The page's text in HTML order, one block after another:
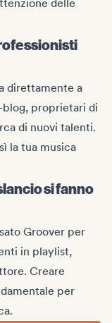
delle
direttamente a
proprietari di
di nuovi talenti.
la tua musica
si fanno
Groover per
in playlist,
Creare
per